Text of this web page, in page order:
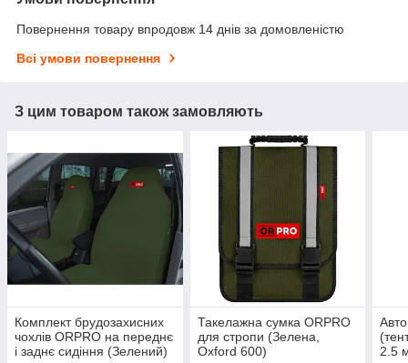
Повернення товару впродовж 14 днів за домовленістю
Всі умови повернення
З цим товаром також замовляють
Комплект брудозахисних
чохлів ORPRO на переднє
і заднє сидіння (Зелений)
Такелажна сумка ORPRO
для стропи (Зелена,
Oxford 600)
2.5